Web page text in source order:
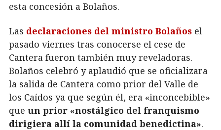
esta concesión a Bolaños.
Las declaraciones del ministro Bolaños el
pasado viernes tras conocerse el cese de
Cantera fueron también muy reveladoras.
Bolaños celebró y aplaudió que se oficializara
la salida de Cantera como prior del Valle de
los Caídos ya que según él, era «inconcebible»
que un prior «nostálgico del franquismo
dirigiera allí la comunidad benedictina».